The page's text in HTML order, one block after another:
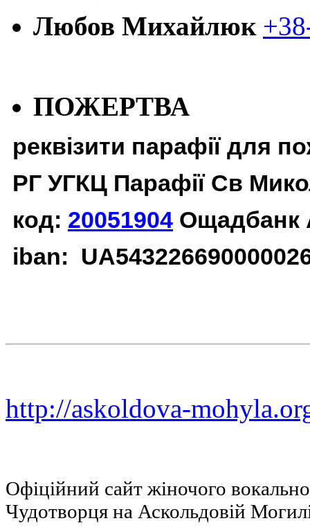
Любов Михайлюк
ПОЖЕРТВА
реквізити парафії для
РГ УГКЦ Парафії Св
код: 20051904 Ощадбанк
iban:
http://askoldova-
Офіційний сайт жіночого
Чудотворця на Аскольдовій